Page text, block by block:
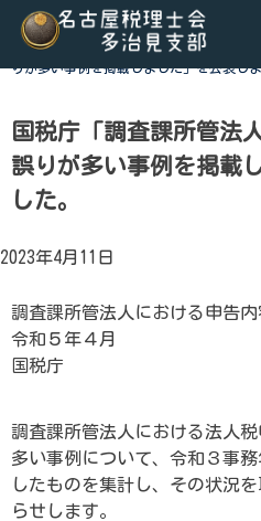
Skip
content
1町が所属する税理士会です。
研修会、租税教育などを行って
軽にご連絡ください。
ホーム> 税関連トピックス>国税庁「
りが多い事例を掲載しました」を公表し
国税庁「調査課所管法
誤りが多い事例を掲載
した。
2023年4月11日
調査課所管法人における申告
令和５年４月
国税庁
調査課所管法人における法人
多い事例について、令和３事
したものを集計し、その状況
らせします。